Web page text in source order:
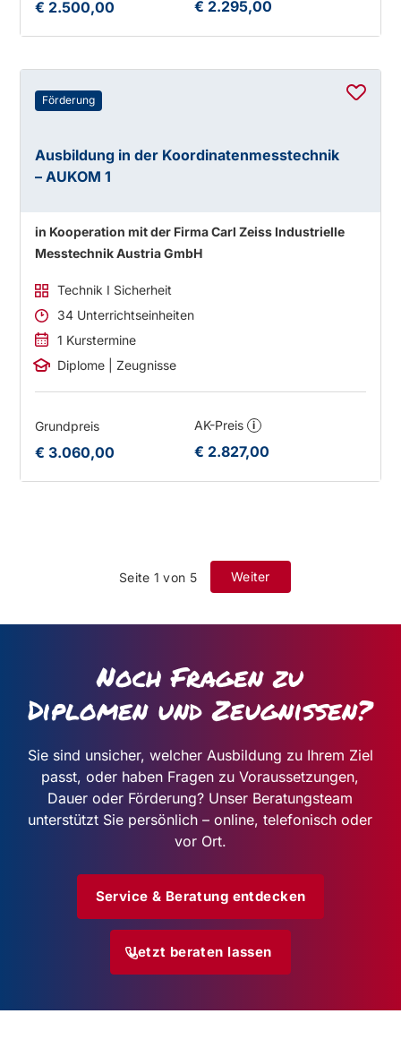
€ 2.500,00 € 2.295,00
Förderung
Ausbildung in der Koordinatenmesstechnik
– AUKOM 1
in Kooperation mit der Firma Carl Zeiss Industrielle
Messtechnik Austria GmbH
Technik I Sicherheit
34 Unterrichtseinheiten
1 Kurstermine
Diplome | Zeugnisse
Grundpreis
€ 3.060,00
AK-Preis i
€ 2.827,00
Seite 1 von 5 Weiter
Noch Fragen zu
Diplomen und Zeugnissen?
Sie sind unsicher, welcher Ausbildung zu Ihrem Ziel
passt, oder haben Fragen zu Voraussetzungen,
Dauer oder Förderung? Unser Beratungsteam
unterstützt Sie persönlich – online, telefonisch oder
vor Ort.
Service & Beratung entdecken
Jetzt beraten lassen